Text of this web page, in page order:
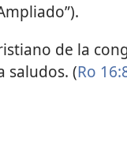
de la
saludos. (Ro